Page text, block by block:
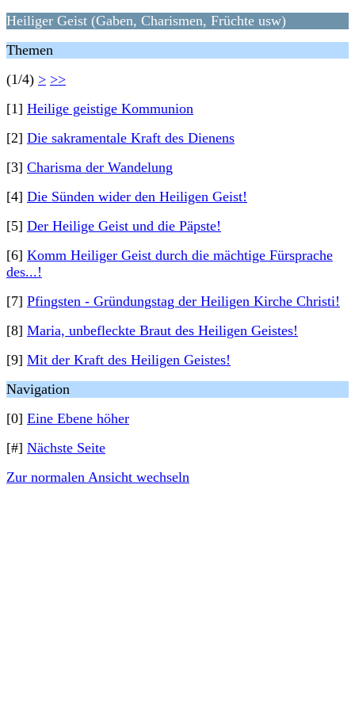
Heiliger Geist (Gaben, Charismen, Früchte usw)
Themen
(1/4) > >>
[1] Heilige geistige Kommunion
[2] Die sakramentale Kraft des Dienens
[3] Charisma der Wandelung
[4] Die Sünden wider den Heiligen Geist!
[5] Der Heilige Geist und die Päpste!
[6] Komm Heiliger Geist durch die mächtige Fürsprache
des...!
[7] Pfingsten - Gründungstag der Heiligen Kirche Christi!
[8] Maria, unbefleckte Braut des Heiligen Geistes!
[9] Mit der Kraft des Heiligen Geistes!
Navigation
[0] Eine Ebene höher
[#] Nächste Seite
Zur normalen Ansicht wechseln